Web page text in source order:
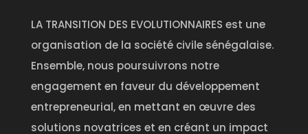
LA TRANSITION DES EVOLUTIONNAIRES est une
organisation de la société civile sénégalaise.
Ensemble, nous poursuivrons notre
engagement en faveur du développement
entrepreneurial, en mettant en œuvre des
solutions novatrices et en créant un impact